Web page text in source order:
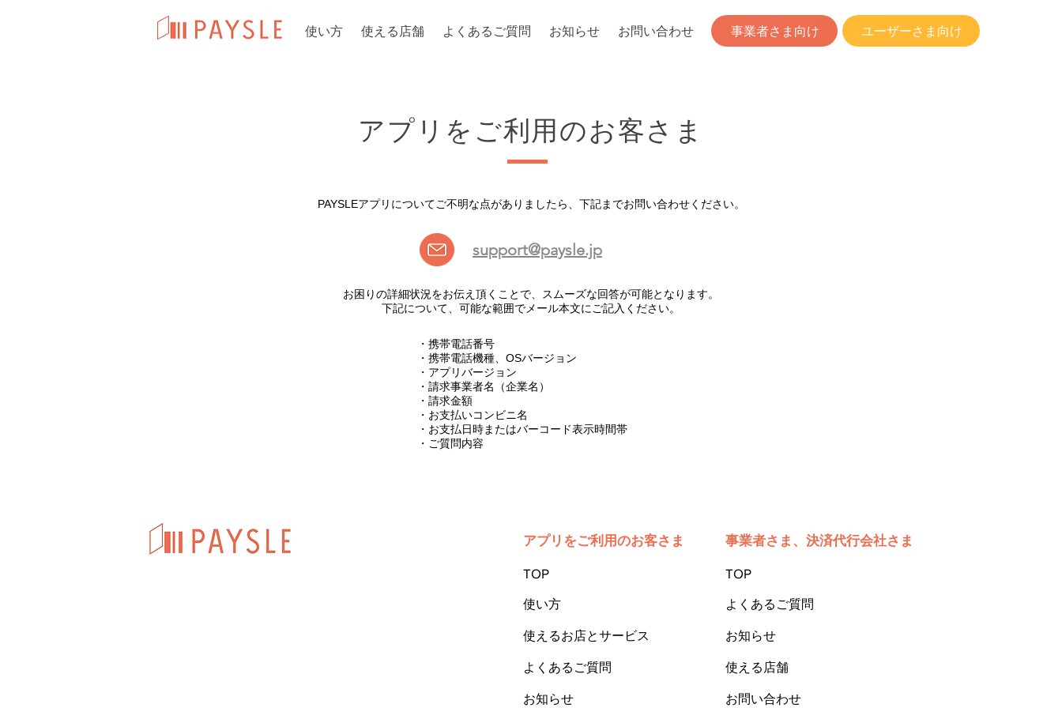
使い方 使える店舗 よくあるご質問 お知らせ お問い合わせ 事業者さま向け ユーザーさま向け
アプリをご利用のお客さま
PAYSLEアプリについてご不明な点がありましたら、下記までお問い合わせください。
support@paysle.jp
お困りの詳細状況をお伝え頂くことで、スムーズな回答が可能となります。
下記について、可能な範囲でメール本文にご記入ください。
・携帯電話番号
・携帯電話機種、OSバージョン
・アプリバージョン
・請求事業者名（企業名）
・請求金額
・お支払いコンビニ名
・お支払日時またはバーコード表示時間帯
・ご質問内容
アプリをご利用のお客さま
TOP
使い方
使えるお店とサービス
よくあるご質問
お知らせ
事業者さま、決済代行会社さま
TOP
よくあるご質問
お知らせ
使える店舗
お問い合わせ